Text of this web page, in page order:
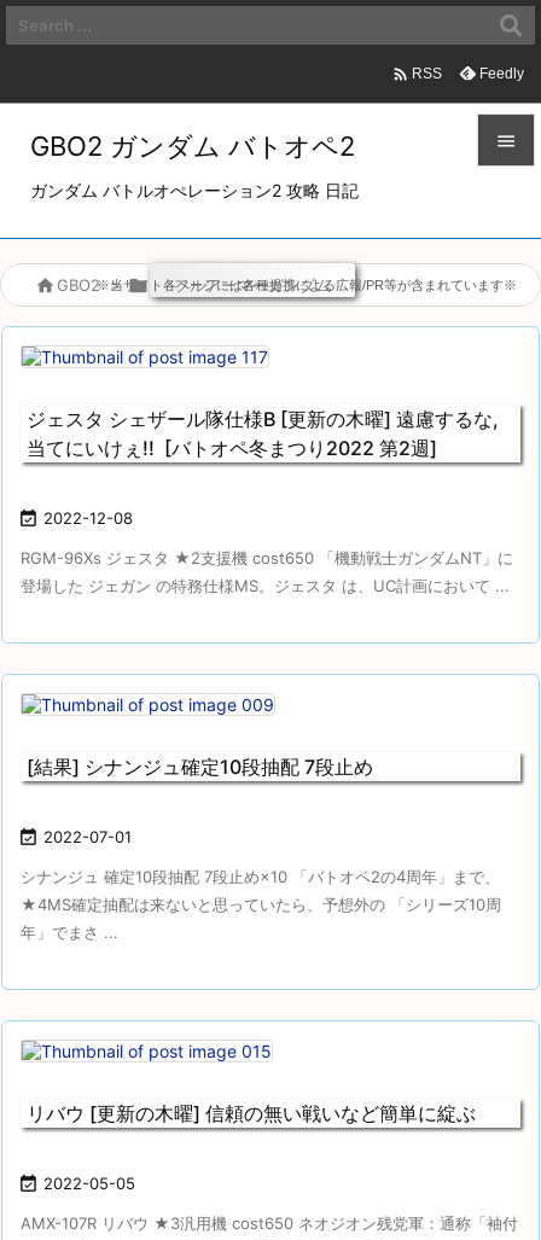
GBO2 ガンダム バトオペ2
ガンダム バトルオぺレーション2 攻略 日記

サイド


検索
 RSS Feedly
GBO2 >  フルアーマーガンダム
※当サイト各ページには各種提携による広報/PR等が含まれています※
ジェスタ シェザール隊仕様B [更新の木曜] 遠慮するな,
当てにいけぇ!! [バトオペ冬まつり2022 第2週]
 2022-12-08
RGM-96Xs ジェスタ ★2支援機 cost650 「機動戦士ガンダムNT」に
登場した ジェガン の特務仕様MS。ジェスタ は、UC計画において ...
[結果] シナンジュ確定10段抽配 7段止め
 2022-07-01
シナンジュ 確定10段抽配 7段止め×10 「バトオペ2の4周年」まで、
★4MS確定抽配は来ないと思っていたら、予想外の 「シリーズ10周
年」でまさ ...
リバウ [更新の木曜] 信頼の無い戦いなど簡単に綻ぶ
 2022-05-05
AMX-107R リバウ ★3汎用機 cost650 ネオジオン残党軍：通称「袖付